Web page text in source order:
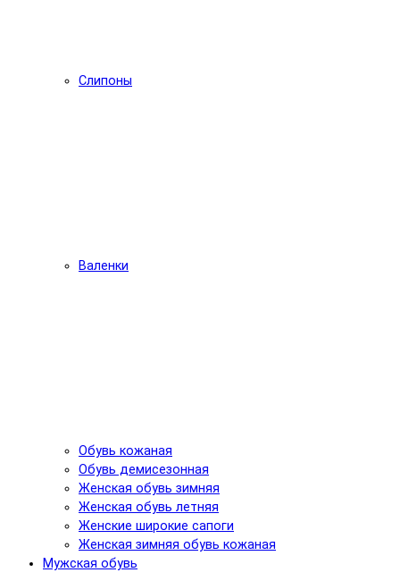
Слипоны
Валенки
Обувь кожаная
Обувь демисезонная
Женская обувь зимняя
Женская обувь летняя
Женские широкие сапоги
Женская зимняя обувь кожаная
Мужская обувь